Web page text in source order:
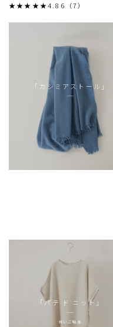
★★★★★4.86（7）
「カシミアストール」
「パテ ド ニット」
軽いご馳走